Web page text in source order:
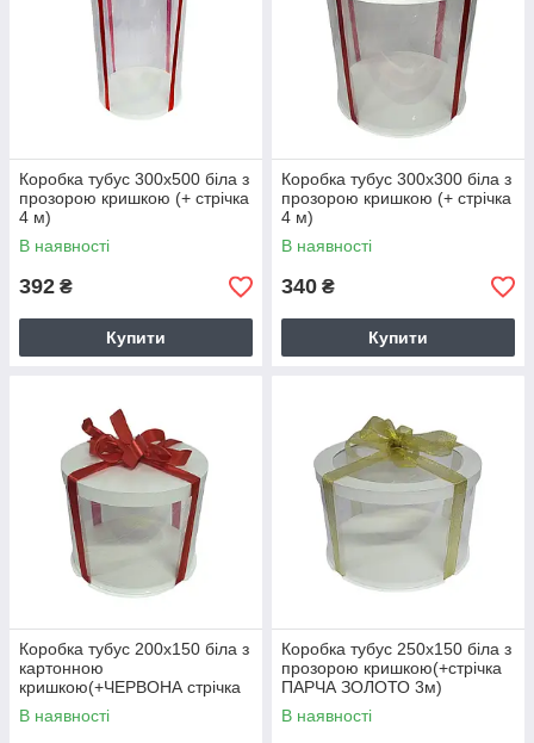
Коробка тубус 300х500 біла з
прозорою кришкою (+ стрічка
4 м)
В наявності
392 ₴
Купити
Коробка тубус 300х300 біла з
прозорою кришкою (+ стрічка
4 м)
В наявності
340 ₴
Купити
Коробка тубус 200х150 біла з
картонною
кришкою(+ЧЕРВОНА стрічка
3м)
В наявності
Коробка тубус 250х150 біла з
прозорою кришкою(+стрічка
ПАРЧА ЗОЛОТО 3м)
В наявності